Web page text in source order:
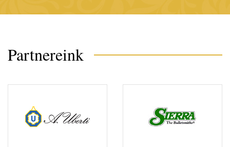
Partnereink